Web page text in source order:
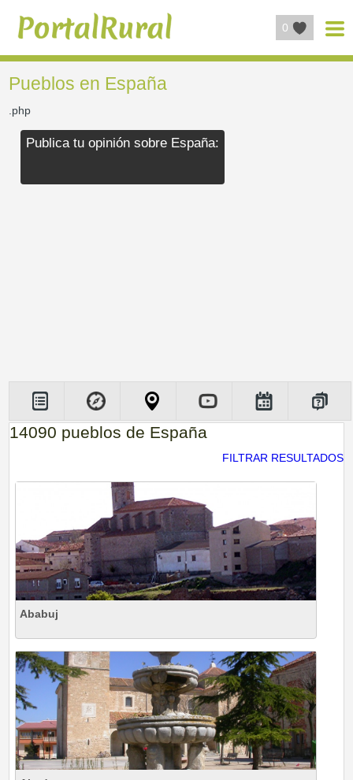
0
Pueblos en España
.php
Publica tu opinión sobre España:
14090 pueblos de España
FILTRAR RESULTADOS
Ababuj